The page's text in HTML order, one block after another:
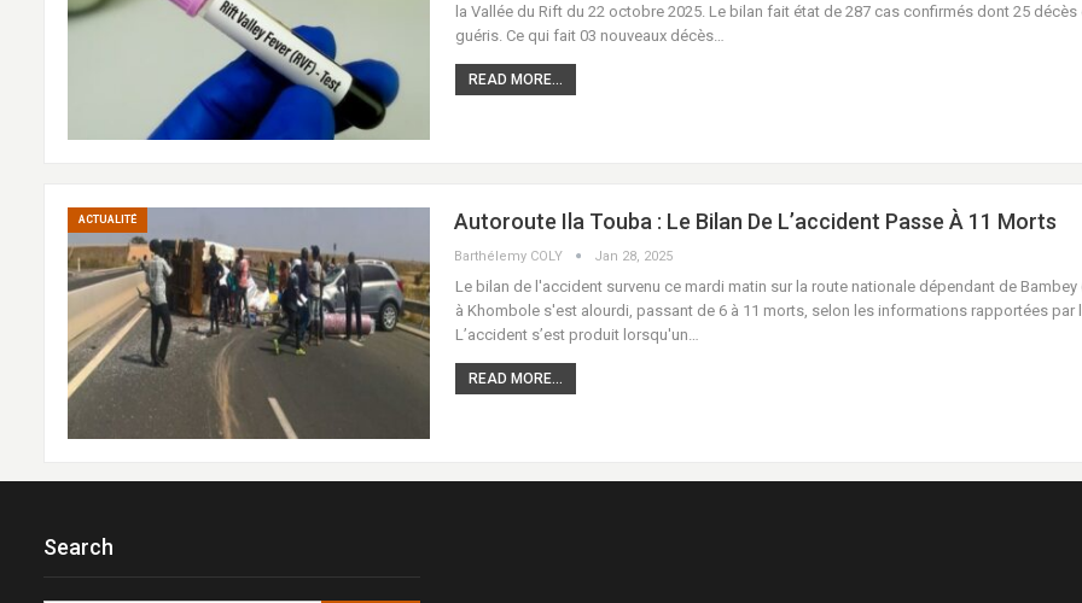
la Vallée du Rift du 22 octobre 2025. Le bilan fait état de 287 cas confirmés dont 25 décès
guéris. Ce qui fait 03 nouveaux décès…
READ MORE...
ACTUALITÉ Autoroute Ila Touba : Le Bilan De L’accident Passe À 11 Morts
Barthélemy COLY Jan 28, 2025
Le bilan de l'accident survenu ce mardi matin sur la route nationale dépendant de Bambey
à Khombole s'est alourdi, passant de 6 à 11 morts, selon les informations rapportées par
L’accident s’est produit lorsqu'un…
READ MORE...
Search